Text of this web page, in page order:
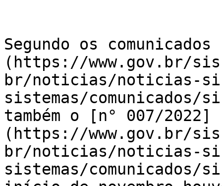
Segundo os
(https://www.gov.br/
br/noticias/noticias-
sistemas/comunicados/
também o [n° 007/2022]
(https://www.gov.br/
br/noticias/noticias-
sistemas/comunicados/